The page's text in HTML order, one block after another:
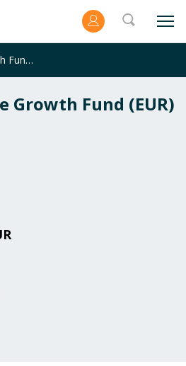
Generali Stable Growth Fund (EUR)
Growth Fund (EUR)